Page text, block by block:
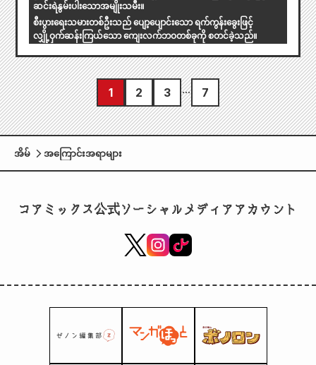
ဆင်းရဲနွမ်းပါးသောအမျိုးသမီး။
စီးပွားရေးသမားတစ်ဦးသည် ပျော့ပျောင်းသော ရက်ကွန်းခွေးဖြင့်
လျှို့ဝှက်ဆန်းကြယ်သော ကျေးလက်ဘဝတစ်ခုကို စတင်ခဲ့သည်။
1 2 3 7
အိမ် အကြောင်းအရာများ
コアミックス公式ソーシャルメディアアカウント